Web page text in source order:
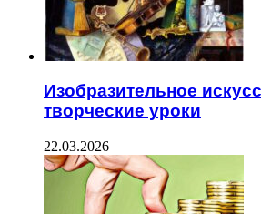
Изобразительное
творческие уроки
22.03.2026